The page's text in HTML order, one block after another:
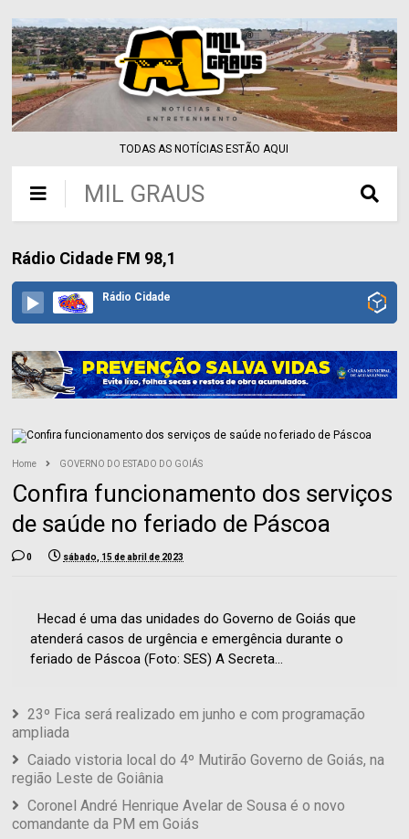
TODAS AS NOTÍCIAS ESTÃO AQUI
MIL GRAUS
Rádio Cidade FM 98,1
Rádio Cidade
Home GOVERNO DO ESTADO DO GOIÁS
Confira funcionamento dos serviços
de saúde no feriado de Páscoa
0 sábado, 15 de abril de 2023
Hecad é uma das unidades do Governo de Goiás que
atenderá casos de urgência e emergência durante o
feriado de Páscoa (Foto: SES) A Secreta...
23º Fica será realizado em junho e com programação
ampliada
Caiado vistoria local do 4º Mutirão Governo de Goiás, na
região Leste de Goiânia
Coronel André Henrique Avelar de Sousa é o novo
comandante da PM em Goiás